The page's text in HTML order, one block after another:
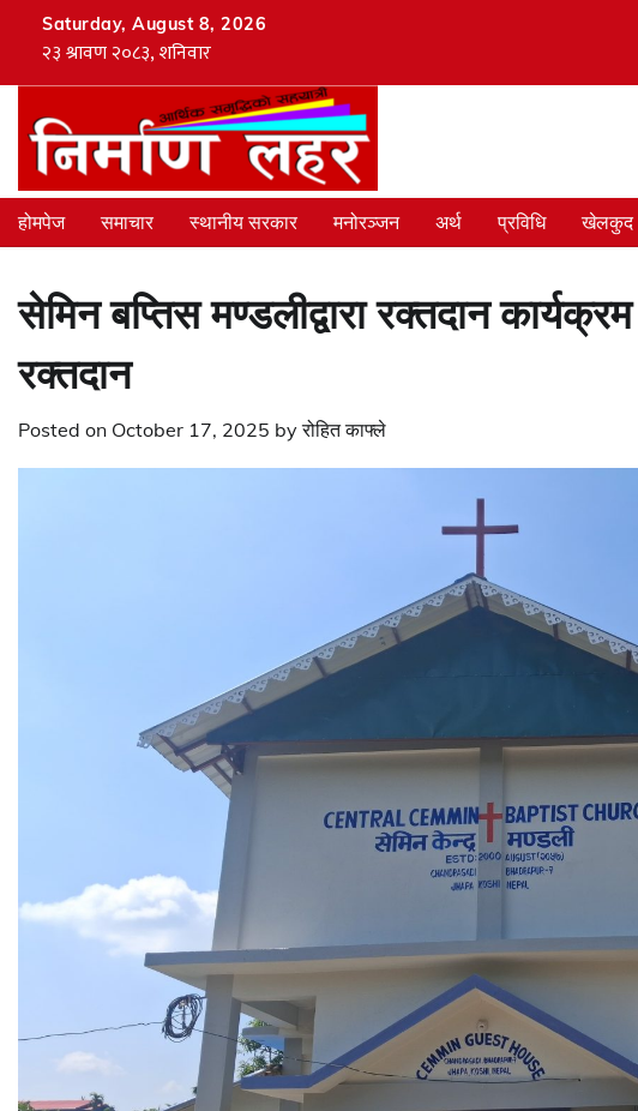
Saturday, August 8, 2026
होमपेज समाचार स्थानीय सरकार मनोरञ्जन अर्थ प्रविधि खेलकुद
सेमिन बप्तिस मण्डलीद्वारा रक्तदान
रक्तदान
Posted on October 17, 2025 byरोहित काफ्ले